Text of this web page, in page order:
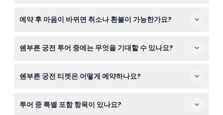
유모차나 휠체어 접근이 불가하므로 이 점을 참고해 주십시
예약 후 마음이 바뀌면 취소나 환불이 가능한가요?
드시 확인해 주시기 바랍니다.
쉔부른 궁전 투어 중에는 무엇을 기대할 수 있나요?
각상과 분수가 있는 광대한 정원을 산책하게 됩니다. 투어
쉔부른 궁전 티켓은 어떻게 예약하나요?
투어 옵션을 선택하고 실시간 예약 가능 여부를 확인하며
투어 중 특별 포함 항목이 있나요?